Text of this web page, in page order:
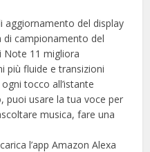
aggiornamento del display
di campionamento del
Note 11 migliora
più fluide e transizioni
tocco all’istante
puoi usare la tua voce per
musica, fare una
l’app Amazon Alexa